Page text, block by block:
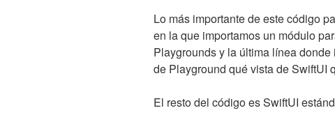
Lo más importante de este código
en la que importamos un módulo
Playgrounds y la última línea
de Playground qué vista de SwiftUI
El resto del código es SwiftUI